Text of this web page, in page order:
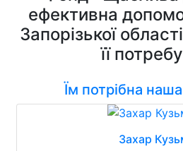
ефективна
Запорізької
її
Їм потрібна
Захар